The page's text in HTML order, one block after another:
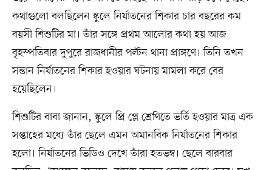
কথাগুলো বলছিলেন স্কুলে নির্যাতনের শিকার চার বছরের কম
বয়সী শিশুটির মা। তাঁর সঙ্গে প্রথম আলোর কথা হয় আজ
বৃহস্পতিবার দুপুরে রাজধানীর পল্টন থানা প্রাঙ্গণে। তিনি তখন
সন্তান নির্যাতনের শিকার হওয়ার ঘটনায় মামলা করে বের
হয়েছিলেন।
শিশুটির বাবা জানান, স্কুলে প্রি প্লে শ্রেণিতে ভর্তি হওয়ার মাত্র এক
সপ্তাহের মধ্যে তাঁর ছেলে এমন অমানবিক নির্যাতনের শিকার
হলো। নির্যাতনের ভিডিও দেখে তাঁরা হতভম্ব। ছেলে বারবার